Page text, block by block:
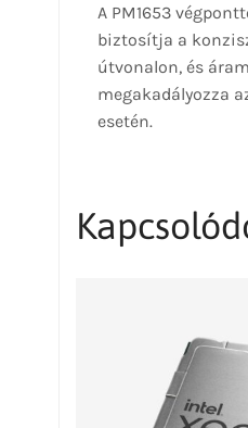
A PM1653
biztosítja a
útvonalon, és
megakadályozza
esetén.